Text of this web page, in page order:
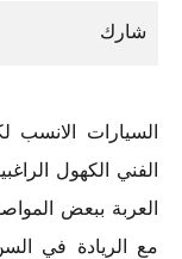
السيارات الانسب
الفني الكهول
العربة ببعض
مع الريادة في